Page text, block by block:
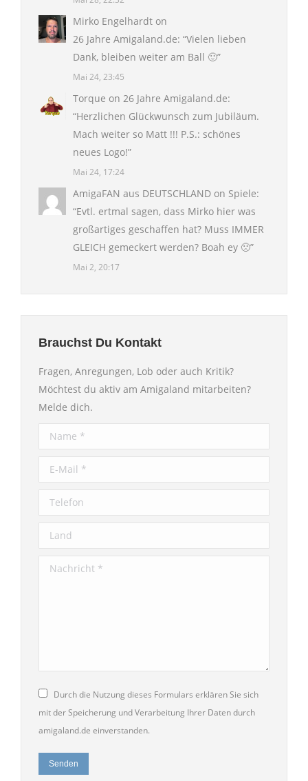
Mirko Engelhardt on
26 Jahre Amigaland.de: “Vielen lieben
Dank, bleiben weiter am Ball 🙂”
Mai 24, 23:45
Torque on 26 Jahre Amigaland.de:
“Herzlichen Glückwunsch zum Jubiläum.
Mach weiter so Matt !!! P.S.: schönes
neues Logo!”
Mai 24, 17:24
AmigaFAN aus DEUTSCHLAND on Spiele:
“Evtl. ertmal sagen, dass Mirko hier was
großartiges geschaffen hat? Muss IMMER
GLEICH gemeckert werden? Boah ey 🙁”
Mai 2, 20:17
Brauchst Du Kontakt
Fragen, Anregungen, Lob oder auch Kritik?
Möchtest du aktiv am Amigaland mitarbeiten?
Melde dich.
Name *
E-Mail *
Telefon
Land
Nachricht *
Durch die Nutzung dieses Formulars erklären Sie sich
mit der Speicherung und Verarbeitung Ihrer Daten durch
amigaland.de einverstanden.
Senden